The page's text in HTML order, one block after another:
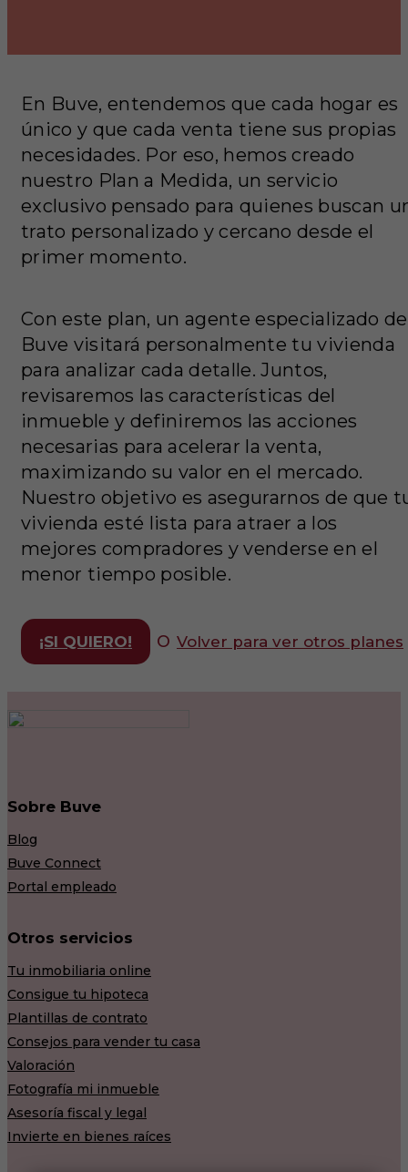
En Buve, entendemos que cada hogar es
único y que cada venta tiene sus propias
necesidades. Por eso, hemos creado
nuestro Plan a Medida, un servicio
exclusivo pensado para quienes buscan
trato personalizado y cercano desde el
primer momento.
Con este plan, un agente especializado de
Buve visitará personalmente tu vivienda
para analizar cada detalle. Juntos,
revisaremos las características del
inmueble y definiremos las acciones
necesarias para acelerar la venta,
maximizando su valor en el mercado.
Nuestro objetivo es asegurarnos de que
vivienda esté lista para atraer a los
mejores compradores y venderse en el
menor tiempo posible.
¡SI QUIERO! o Volver para ver otros planes
Sobre Buve
Blog
Buve Connect
Portal empleado
Otros servicios
Tu inmobiliaria online
Consigue tu hipoteca
Plantillas de contrato
Consejos para vender tu casa
Valoración
Fotografía mi inmueble
Asesoría fiscal y legal
Invierte en bienes raíces